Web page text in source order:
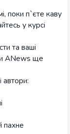
поки п`єте каву
у курсі
та ваші
ANews ще
автори:
пахне